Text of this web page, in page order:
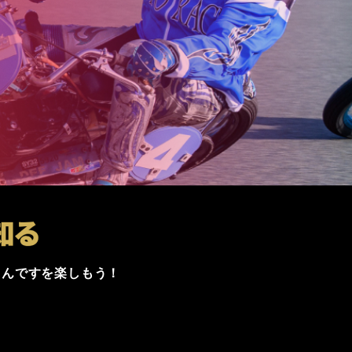
ですを楽しもう！